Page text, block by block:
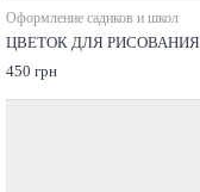
Оформление садиков и школ
ЦВЕТОК ДЛЯ РИСОВАНИЯ
450 грн